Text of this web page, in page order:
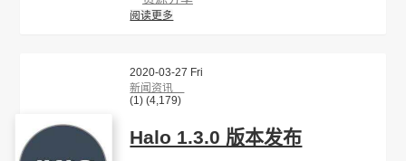
阅读更多
2020-03-27 Fri
新闻资讯
(1) (4,179)
Halo 1.3.0 版本发布